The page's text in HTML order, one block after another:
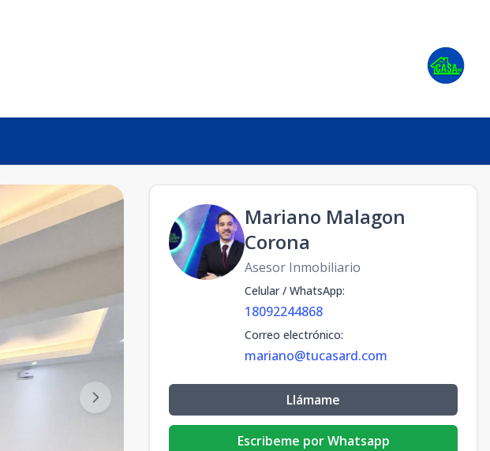
Mariano Malagon
Corona
Asesor Inmobiliario
Celular / WhatsApp:
18092244868
Correo electrónico:
mariano@tucasard.com
Llámame
Escribeme por Whatsapp